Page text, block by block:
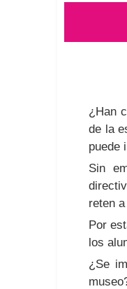
¿Han
de la
puede
Sin
reten
Por
los
¿Se